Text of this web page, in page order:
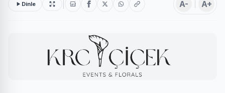
Dinle A- A+